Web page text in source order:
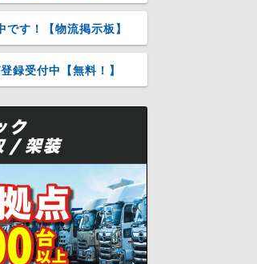
です！【物流掲示板】
録受付中【無料！】